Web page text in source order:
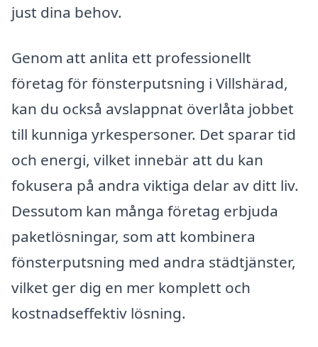
just dina behov.
Genom att anlita ett professionellt
företag för fönsterputsning i Villshärad,
kan du också avslappnat överlåta jobbet
till kunniga yrkespersoner. Det sparar tid
och energi, vilket innebär att du kan
fokusera på andra viktiga delar av ditt liv.
Dessutom kan många företag erbjuda
paketlösningar, som att kombinera
fönsterputsning med andra städtjänster,
vilket ger dig en mer komplett och
kostnadseffektiv lösning.